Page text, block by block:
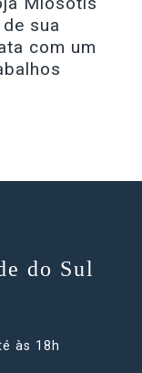
sua
com um
do Sul
às 18h